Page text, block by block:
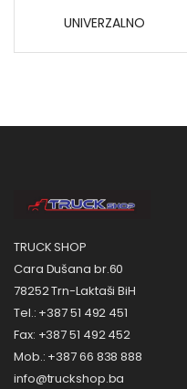
UNIVERZALNO
TRUCK SHOP
Cara Dušana br.60
78252 Trn-Laktaši BiH
Tel.: +387 51 492 451
Fax: +387 51 492 452
Mob.: +387 66 838 888
info@truckshop.ba